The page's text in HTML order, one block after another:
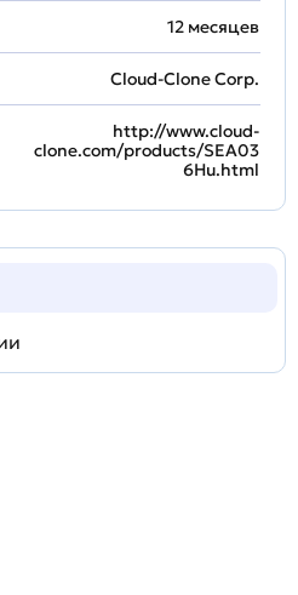
12 месяцев
Cloud-Clone Corp.
http://www.cloud-
clone.com/products/SEA03
6Hu.html